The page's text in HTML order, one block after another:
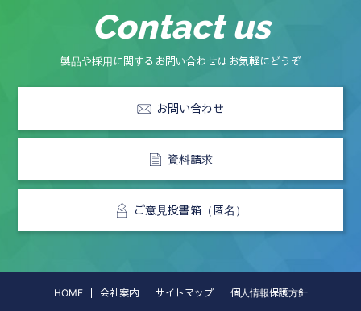
Contact us
製品や採用に関するお問い合わせはお気軽にどうぞ
お問い合わせ
資料請求
ご意見投書箱（匿名）
HOME 会社案内 サイトマップ 個人情報保護方針